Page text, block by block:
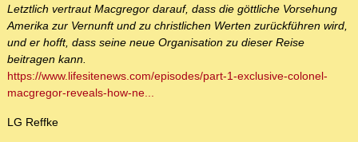
Letztlich vertraut Macgregor darauf, dass die göttliche Vorsehung
Amerika zur Vernunft und zu christlichen Werten zurückführen wird,
und er hofft, dass seine neue Organisation zu dieser Reise
beitragen kann.
https://www.lifesitenews.com/episodes/part-1-exclusive-colonel-
macgregor-reveals-how-ne...
LG Reffke